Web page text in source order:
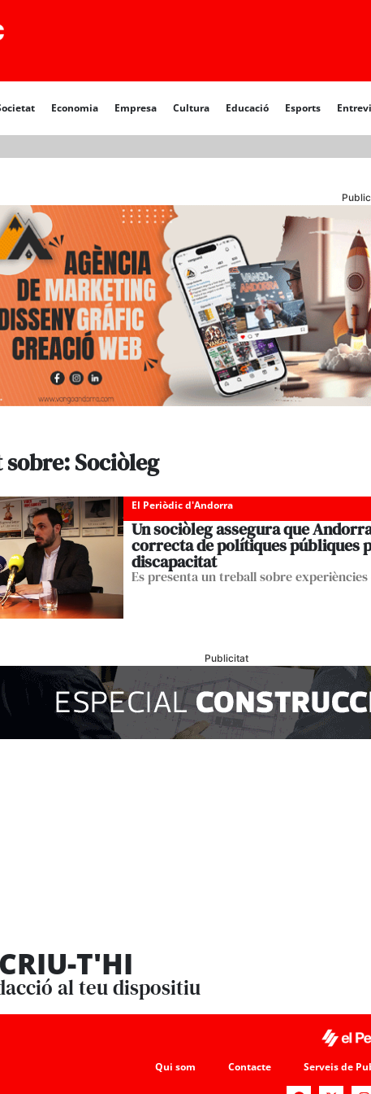
Economia Empresa Cultura Educació Esports
sobre: Sociòleg
El Periòdic d'Andorra
Un sociòleg assegura que
correcta de polítiques públiques
discapacitat
Es presenta un treball sobre experiències
Publicitat
T'HI
al teu dispositiu
Qui som Contacte Serveis de